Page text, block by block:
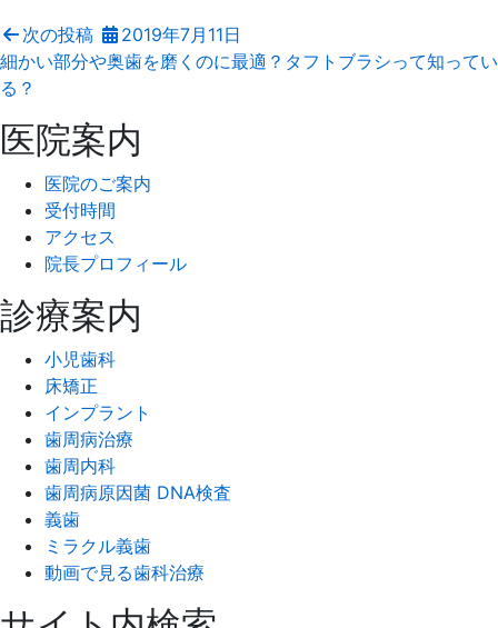
次の投稿
2019年7月11日
細かい部分や奥歯を磨くのに最適？タフトブラシって知ってい
る？
医院案内
医院のご案内
受付時間
アクセス
院長プロフィール
診療案内
小児歯科
床矯正
インプラント
歯周病治療
歯周内科
歯周病原因菌 DNA検査
義歯
ミラクル義歯
動画で見る歯科治療